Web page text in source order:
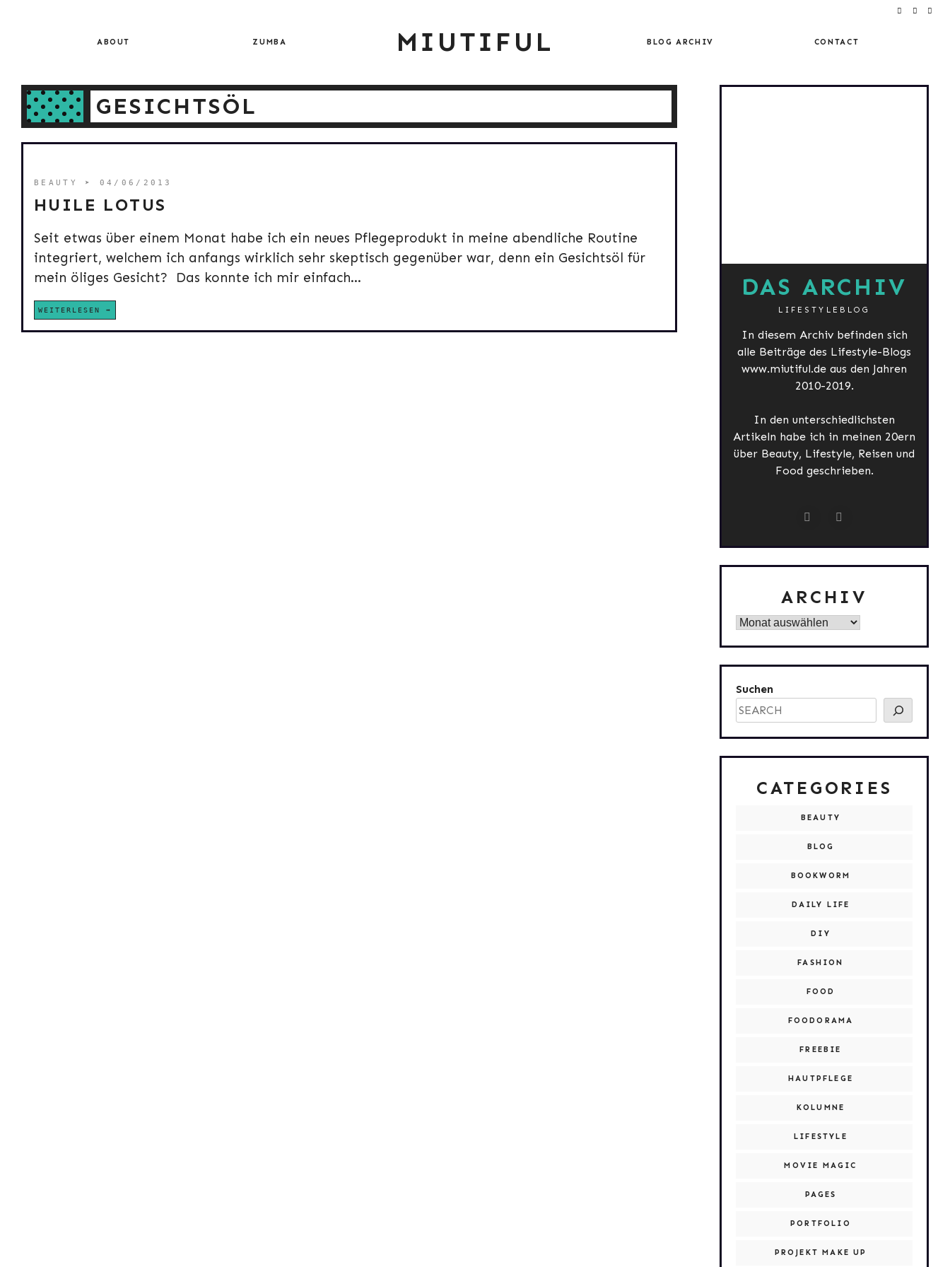
ABOUT ZUMBA MIUTIFUL BLOG ARCHIV CONTACT
GESICHTSÖL
BEAUTY ➤ 04/06/2013
HUILE LOTUS
Seit etwas über einem Monat habe ich ein neues Pflegeprodukt in meine abendliche Routine
integriert, welchem ich anfangs wirklich sehr skeptisch gegenüber war, denn ein Gesichtsöl für
mein öliges Gesicht? Das konnte ich mir einfach...
WEITERLESEN
DAS ARCHIV
LIFESTYLEBLOG
In diesem Archiv befinden sich
alle Beiträge des Lifestyle-Blogs
www.miutiful.de aus den Jahren
2010-2019.
In den unterschiedlichsten
Artikeln habe ich in meinen 20ern
über Beauty, Lifestyle, Reisen und
Food geschrieben.
ARCHIV
Archiv
Suchen
CATEGORIES
BEAUTY
BLOG
BOOKWORM
DAILY LIFE
DIY
FASHION
FOOD
FOODORAMA
FREEBIE
HAUTPFLEGE
KOLUMNE
LIFESTYLE
MOVIE MAGIC
PAGES
PORTFOLIO
PROJEKT MAKE UP